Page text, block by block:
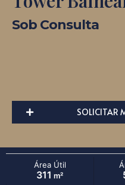
Sob Consulta
SOLICITAR
Área Útil
311 m²